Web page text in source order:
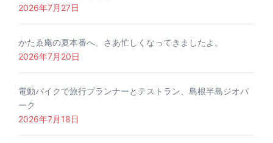
2026年7月27日
かたゑ庵の夏本番へ、さあ忙しくなってきましたよ。
2026年7月20日
電動バイクで旅行プランナーとテストラン、島根半島ジオパ
ーク
2026年7月18日